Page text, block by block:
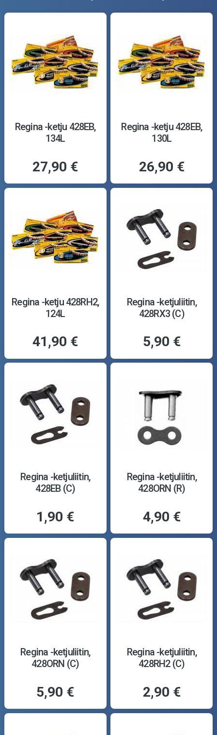
Regina -ketju 428EB,
134L
27,90 €
Regina -ketju 428EB,
130L
26,90 €
Regina -ketju 428RH2,
124L
41,90 €
Regina -ketjuliitin,
428RX3 (C)
5,90 €
Regina -ketjuliitin,
428EB (C)
1,90 €
Regina -ketjuliitin,
428ORN (R)
4,90 €
Regina -ketjuliitin,
428ORN (C)
5,90 €
Regina -ketjuliitin,
428RH2 (C)
2,90 €